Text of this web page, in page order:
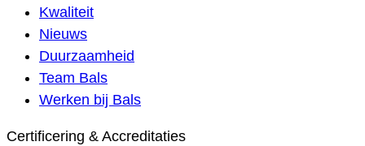
Kwaliteit
Nieuws
Duurzaamheid
Team Bals
Werken bij Bals
Certificering & Accreditaties